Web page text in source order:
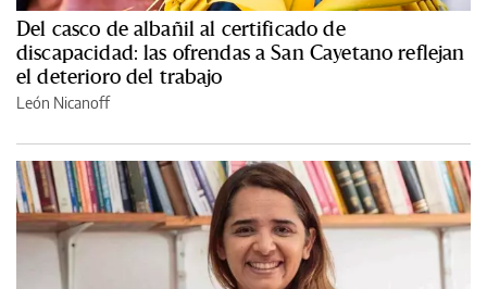
Del casco de albañil al certificado de
discapacidad: las ofrendas a San Cayetano reflejan
el deterioro del trabajo
León Nicanoff